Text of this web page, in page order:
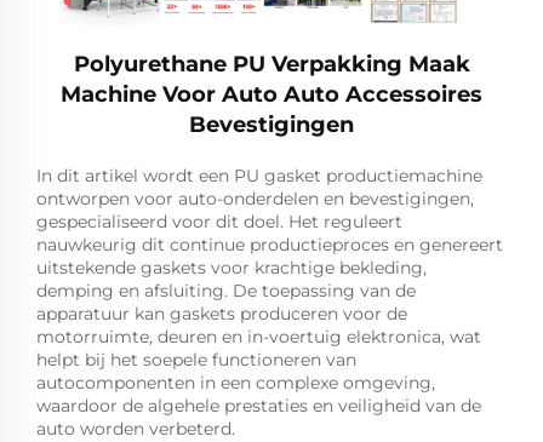
Polyurethane PU Verpakking Maak
Machine Voor Auto Auto Accessoires
Bevestigingen
In dit artikel wordt een PU gasket productiemachine
ontworpen voor auto-onderdelen en bevestigingen,
gespecialiseerd voor dit doel. Het reguleert
nauwkeurig dit continue productieproces en genereert
uitstekende gaskets voor krachtige bekleding,
demping en afsluiting. De toepassing van de
apparatuur kan gaskets produceren voor de
motorruimte, deuren en in-voertuig elektronica, wat
helpt bij het soepele functioneren van
autocomponenten in een complexe omgeving,
waardoor de algehele prestaties en veiligheid van de
auto worden verbeterd.